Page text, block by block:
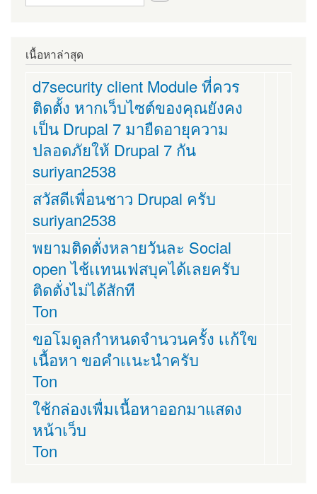
เนื้อหาล่าสุด
d7security client Module ที่ควร
ติดตั้ง หากเว็บไซต์ของคุณยังคง
เป็น Drupal 7 มายืดอายุความ
ปลอดภัยให้ Drupal 7 กัน
suriyan2538
สวัสดีเพื่อนชาว Drupal ครับ
suriyan2538
พยามติดตั่งหลายวันละ Social
open ไช้เเทนเฟสบุคได้เลยครับ
ติดตั่งไม่ได้สักที
Ton
ขอโมดูลกำหนดจำนวนครั้ง เเก้ใข
เนื้อหา ขอคำเเนะนำครับ
Ton
ใช้กล่องเพื่มเนื้อหาออกมาแสดง
หน้าเว็บ
Ton